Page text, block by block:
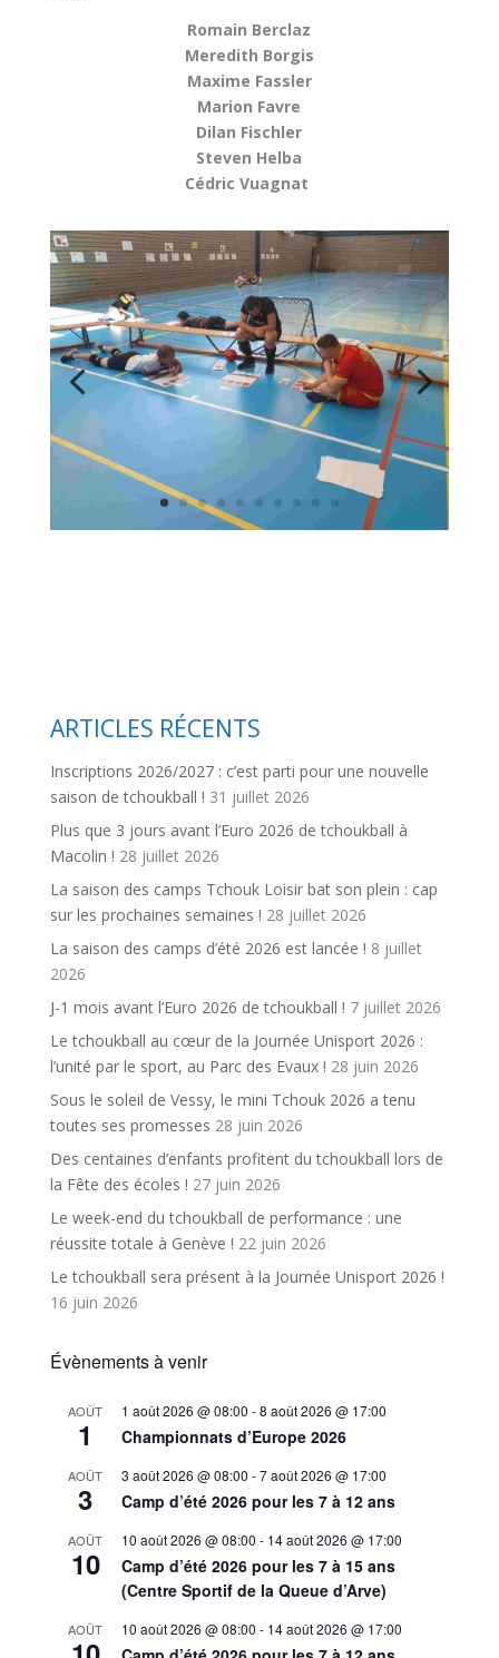
Romain Berclaz
Meredith Borgis
Maxime Fassler
Marion Favre
Dilan Fischler
Steven Helba
Cédric Vuagnat
ARTICLES RÉCENTS
Inscriptions 2026/2027 : c’est parti pour une nouvelle
saison de tchoukball ! 31 juillet 2026
Plus que 3 jours avant l’Euro 2026 de tchoukball à
Macolin ! 28 juillet 2026
La saison des camps Tchouk Loisir bat son plein : cap
sur les prochaines semaines ! 28 juillet 2026
La saison des camps d’été 2026 est lancée ! 8 juillet
2026
J-1 mois avant l’Euro 2026 de tchoukball ! 7 juillet 2026
Le tchoukball au cœur de la Journée Unisport 2026 :
l’unité par le sport, au Parc des Evaux ! 28 juin 2026
Sous le soleil de Vessy, le mini Tchouk 2026 a tenu
toutes ses promesses 28 juin 2026
Des centaines d’enfants profitent du tchoukball lors de
la Fête des écoles ! 27 juin 2026
Le week-end du tchoukball de performance : une
réussite totale à Genève ! 22 juin 2026
Le tchoukball sera présent à la Journée Unisport 2026 !
16 juin 2026
Évènements à venir
AOÛT
1
1 août 2026 @ 08:00 -8 août 2026 @ 17:00
Championnats d’Europe 2026
AOÛT
3
3 août 2026 @ 08:00 -7 août 2026 @ 17:00
Camp d’été 2026 pour les 7 à 12 ans
AOÛT
10
10 août 2026 @ 08:00 - 14 août 2026 @ 17:00
Camp d’été 2026 pour les 7 à 15 ans
(Centre Sportif de la Queue d’Arve)
AOÛT 10 août 2026 @ 08:00 - 14 août 2026 @ 17:00